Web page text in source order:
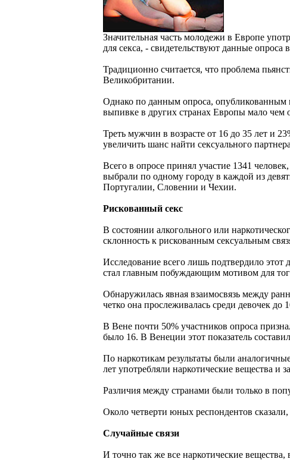
Значительная часть молодежи в Европе
для секса, - свидетельствуют данные опроса
Традиционно считается, что проблема
Великобритании.
Однако по данным опроса, опубликованным
выпивке в других странах Европы мало чем
Треть мужчин в возрасте от 16 до 35 лет и
увеличить шанс найти сексуального
Всего в опросе принял участие 1341
выбрали по одному городу в каждой из
Португалии, Словении и Чехии.
Рискованный секс
В состоянии алкогольного или
склонность к рискованным сексуальным
Исследование всего лишь подтвердило
стал главным побуждающим мотивом для
Обнаружилась явная взаимосвязь между
четко она прослеживалась среди девочек до
В Вене почти 50% участников опроса
было 16. В Венеции этот показатель
По наркотикам результаты были
лет употребляли наркотические вещества и
Различия между странами были только в
Около четверти юных респондентов
Случайные связи
И точно так же все наркотические вещества,